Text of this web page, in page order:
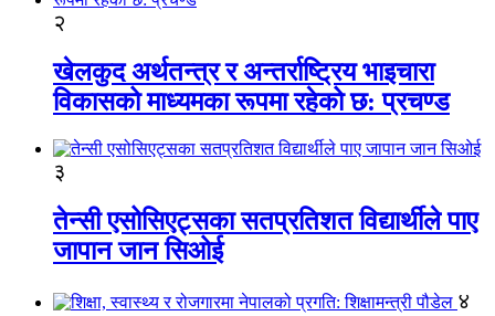
२
खेलकुद अर्थतन्त्र र अन्तर्राष्ट्रिय भाइचारा
विकासको माध्यमका रूपमा रहेको छ: प्रचण्ड
३
तेन्सी एसोसिएट्सका सतप्रतिशत विद्यार्थीले पाए
जापान जान सिओई
४